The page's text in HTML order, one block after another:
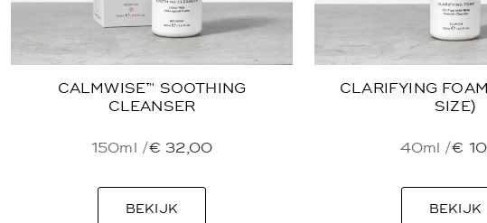
CALMWISE™ SOOTHING
CLEANSER
150ml /€ 32,00
BEKIJK
CLARIFYING
SIZE)
40ml /€
BEKIJK